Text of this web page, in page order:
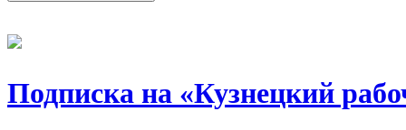
Подписка на «Кузнецкий